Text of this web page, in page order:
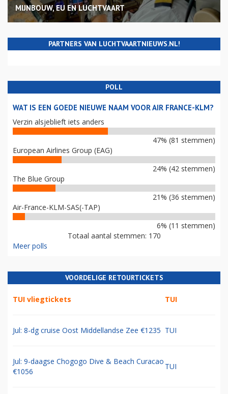
MIJNBOUW, EU EN LUCHTVAART
PARTNERS VAN LUCHTVAARTNIEUWS.NL!
POLL
WAT IS EEN GOEDE NIEUWE NAAM VOOR AIR FRANCE-KLM?
Verzin alsjeblieft iets anders
47% (81 stemmen)
European Airlines Group (EAG)
24% (42 stemmen)
The Blue Group
21% (36 stemmen)
Air-France-KLM-SAS(-TAP)
6% (11 stemmen)
Totaal aantal stemmen: 170
Meer polls
VOORDELIGE RETOURTICKETS
TUI vliegtickets TUI
Jul: 8-dg cruise Oost Middellandse Zee €1235 TUI
Jul: 9-daagse Chogogo Dive & Beach Curacao
€1056
TUI